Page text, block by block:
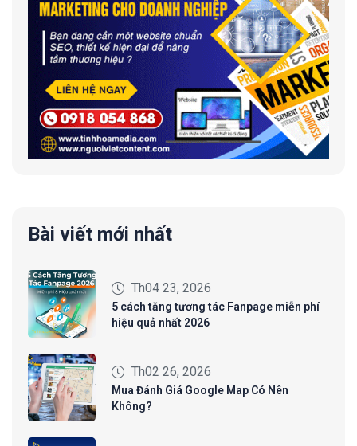
Bài viết mới nhất
Th04 23, 2026
5 cách tăng tương tác Fanpage miễn phí
hiệu quả nhất 2026
Th02 26, 2026
Mua Đánh Giá Google Map Có Nên
Không?